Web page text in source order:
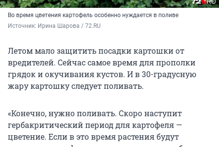
Во время цветения картофель особенно нуждается в поливе
Источник: Ирина Шарова / 72.RU
Летом мало защитить посадки картошки от
вредителей. Сейчас самое время для прополки
грядок и окучивания кустов. И в 30-градусную
жару картошку следует поливать.
«Конечно, нужно поливать. Скоро наступит
гербакритический период для картофеля —
цветение. Если в это время растения будут